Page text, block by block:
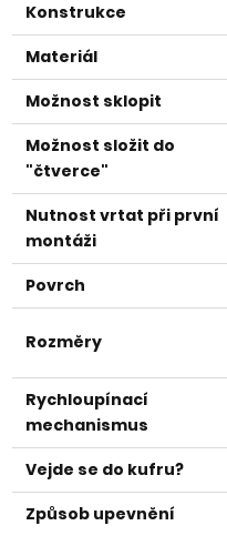
Konstrukce
Materiál
Možnost sklopit
Možnost složit do
"čtverce"
Nutnost vrtat při první
montáži
Povrch
Rozměry
Rychloupínací
mechanismus
Vejde se do kufru?
Způsob upevnění